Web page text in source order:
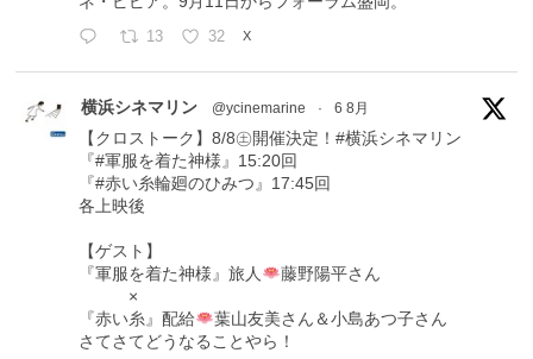
13 32 X
横浜シネマリン @ycinemarine · 6 8月
【クロストーク】8/8㊏開催決定！#横浜シネマリン
『#軍服を着た神様』15:20回
『#赤い糸輪廻のひみつ』17:45回
各上映後
【ゲスト】
『軍服を着た神様』旅人
藤野陽平さん
×
『赤い糸』配給
葉山友美さん＆小島あつ子さん
さてさてどうなることやら！